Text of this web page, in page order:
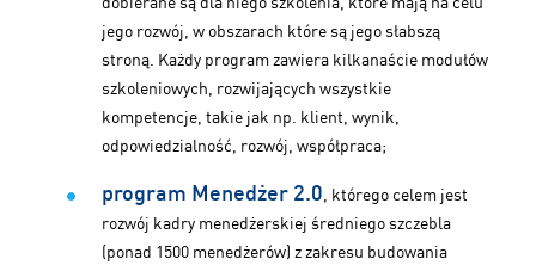
jego rozwój, w obszarach które są jego słabszą
stroną. Każdy program zawiera kilkanaście modułów
szkoleniowych, rozwijających wszystkie
kompetencje, takie jak np. klient, wynik,
odpowiedzialność, rozwój, współpraca;
program Menedżer 2.0, którego celem jest
rozwój kadry menedżerskiej średniego szczebla
(ponad 1500 menedżerów) z zakresu budowania